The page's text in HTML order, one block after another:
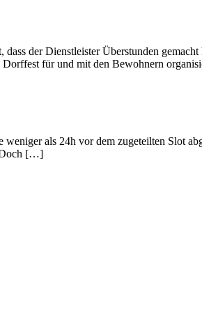
der Dienstleister Überstunden
Dorffest für und mit den Bewohnern
als 24h vor dem zugeteilten Slot
Doch […]